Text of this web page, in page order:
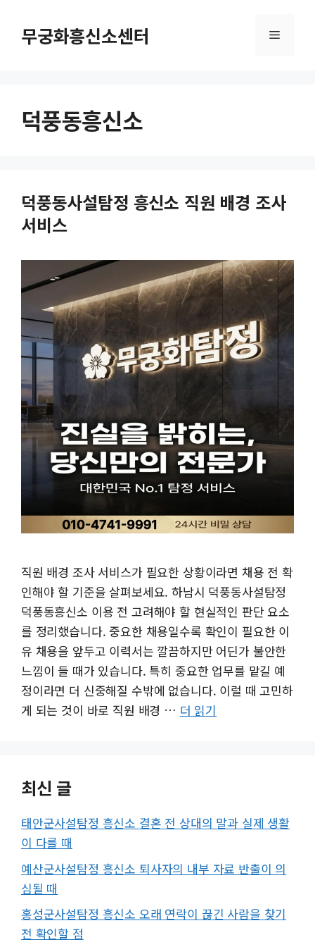
무궁화흥신소센터 메
덕풍동흥신소
덕풍동사설탐정 흥신소 직원 배경 조사
서비스
직원 배경 조사 서비스가 필요한 상황이라면 채용 전 확
인해야 할 기준을 살펴보세요. 하남시 덕풍동사설탐정
덕풍동흥신소 이용 전 고려해야 할 현실적인 판단 요소
를 정리했습니다. 중요한 채용일수록 확인이 필요한 이
유 채용을 앞두고 이력서는 깔끔하지만 어딘가 불안한
느낌이 들 때가 있습니다. 특히 중요한 업무를 맡길 예
정이라면 더 신중해질 수밖에 없습니다. 이럴 때 고민하
게 되는 것이 바로 직원 배경 … 더 읽기
최신 글
태안군사설탐정 흥신소 결혼 전 상대의 말과 실제 생활
이 다를 때
예산군사설탐정 흥신소 퇴사자의 내부 자료 반출이 의
심될 때
홍성군사설탐정 흥신소 오래 연락이 끊긴 사람을 찾기
전 확인할 점